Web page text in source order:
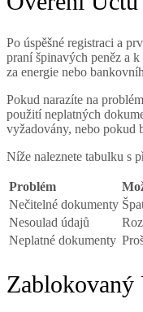
Po úspěšné registraci a
praní špinavých peněz a
za energie nebo
Pokud narazíte na
použití neplatných
vyžadovány, nebo pokud
Níže naleznete tabulku s
Problém
Nečitelné dokumenty
Nesoulad údajů
Neplatné dokumenty
Zablokovaný